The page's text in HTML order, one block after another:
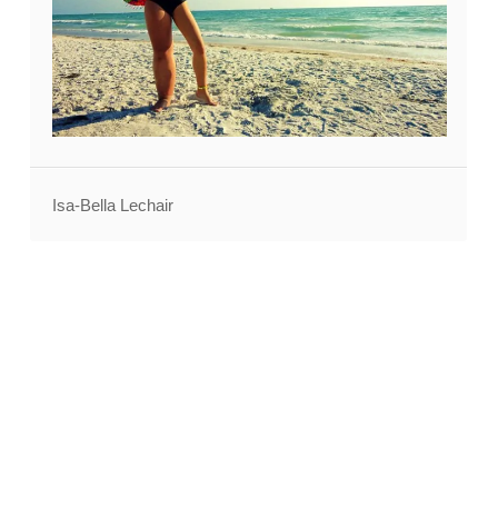
Isa-Bella Lechair